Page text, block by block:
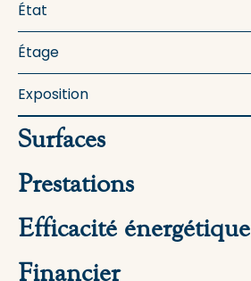
État
Étage
Exposition
Surfaces
Prestations
Efficacité énergétique
Financier